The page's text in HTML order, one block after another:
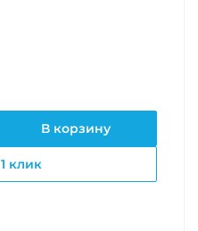
В корзину
клик